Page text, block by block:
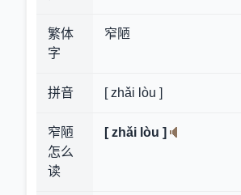
繁体
字
窄陋
拼音 [ zhǎi lòu ]
窄陋
怎么
读
[ zhǎi lòu ]